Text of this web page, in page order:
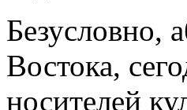
Безусловно,
Востока,
носителей